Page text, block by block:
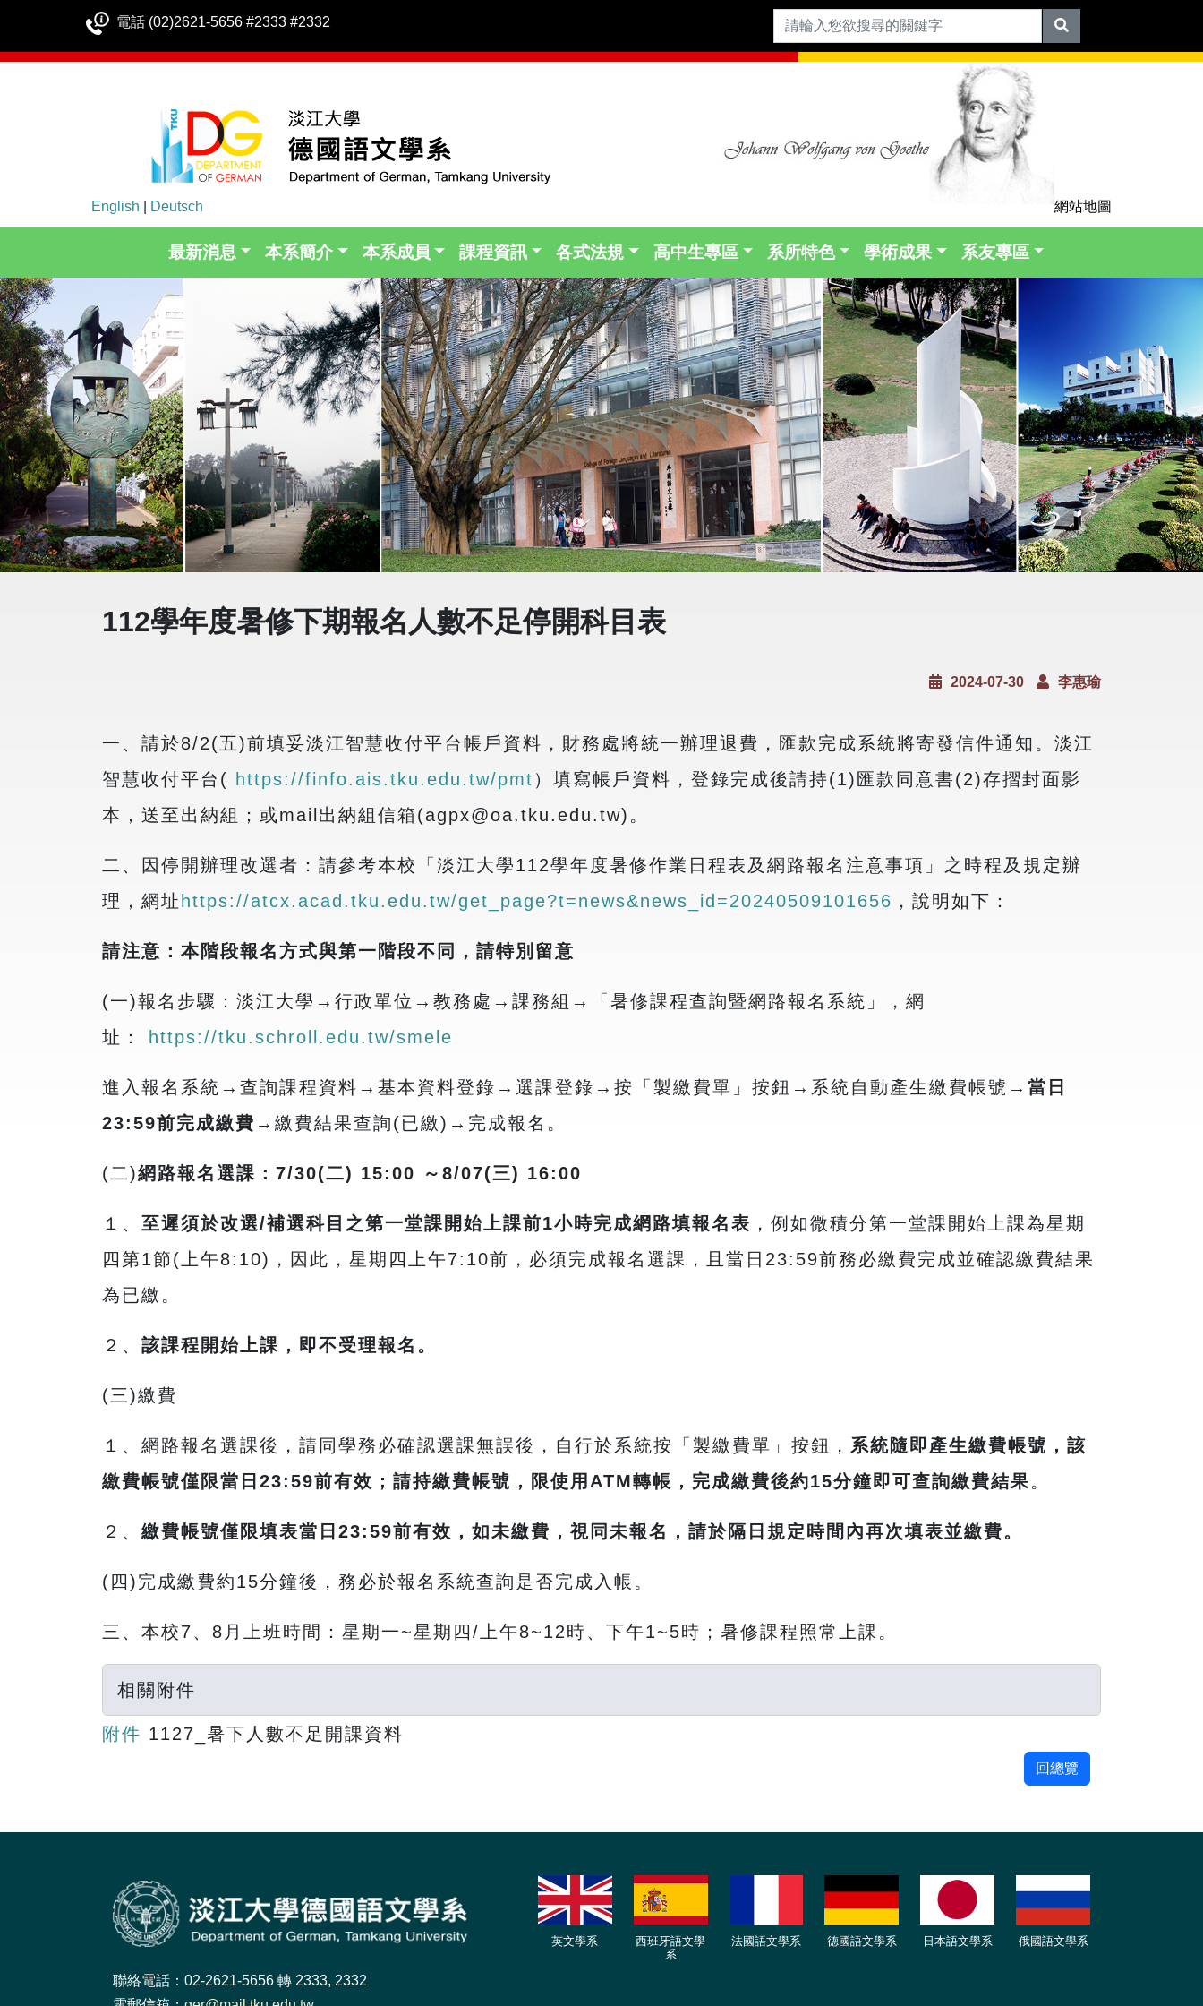
電話 (02)2621-5656 #2333 #2332
English Deutsch 網站地圖
最新消息 本系簡介 本系成員 課程資訊 各式法規 高中生專區 系所特色 學術成果 系友專區
112學年度暑修下期報名人數不足停開科目表
2024-07-30 李惠瑜
一、請於8/2(五)前填妥淡江智慧收付平台帳戶資料，財務處將統一辦理退費，匯款完成系統將寄發信件通知。淡江
智慧收付平台 ( https://finfo.ais.tku.edu.tw/pmt ）填寫帳戶資料，登錄完成後請持(1) 匯款同意書(2)存摺封面影
本，送至出納組；或mail 出納組信箱(agpx@oa.tku.edu.tw) 。
二、因停開辦理改選者：請參考本校「淡江大學112學年度暑修作業日程表及網路報名注意事項」之時程及規定辦
理，網址 https://atcx.acad.tku.edu.tw/get_page?t=news&news_id=20240509101656 ，說明如下：
請注意：本階段報名方式與第一階段不同，請特別留意
(一)報名步驟：淡江大學 → 行政單位 → 教務處 → 課務組 →
「暑修課程查詢暨網路報名系統」，網
址：
https://tku.schroll.edu.tw/smele
進入報名系統 → 查詢課程資料 → 基本資料登錄 → 選課登錄 → 按「製繳費單」按鈕 → 系統自動產生繳費帳號 → 當日
23:59前完成繳費 → 繳費結果查詢(已繳)→ 完成報名。
(二)網路報名選課： 7/30(二) 15:00 ～ 8/07(三) 16:00
１、 至遲須於改選/補選科目之第一堂課開始上課前1小時完成網路填報名表 ，例如微積分第一堂課開始上課為星期
四第1節( 上午8:10) ，因此，星期四上午7:10前，必須完成報名選課，且當日 23:59前務必繳費完成並確認繳費結果
為已繳。
２、 該課程開始上課，即不受理報名。
(三)繳費
１、網路報名選課後，請同學務必確認選課無誤後，自行於系統按「製繳費單」按鈕， 系統隨即產生繳費帳號，該
繳費帳號僅限當日 23:59前有效；請持繳費帳號，限使用 ATM轉帳，完成繳費後約15分鐘即可查詢繳費結果。
２、 繳費帳號僅限填表當日 23:59前有效，如未繳費，視同未報名，請於隔日規定時間內再次填表並繳費。
( 四 )完成繳費約15分鐘後，務必於報名系統查詢是否完成入帳。
三、本校7、 8 月上班時間：星期一~星期四 / 上午8~12時、下午1~5時；暑修課程照常上課。
相關附件
附件 1127_暑下人數不足開課資料
回總覽
聯絡電話：02-2621-5656 轉 2333, 2332
英文學系
西班牙語文學
系
法國語文學系 德國語文學系 日本語文學系 俄國語文學系